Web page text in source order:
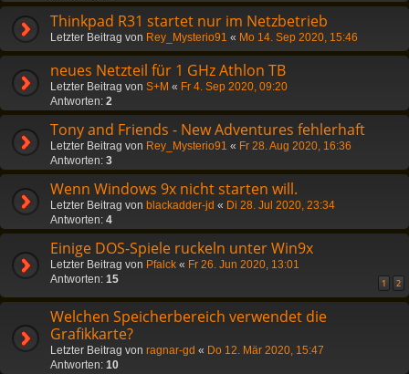
Thinkpad R31 startet nur im Netzbetrieb
Letzter Beitrag von Rey_Mysterio91 « Mo 14. Sep 2020, 15:46
neues Netzteil für 1 GHz Athlon TB
Letzter Beitrag von S+M « Fr 4. Sep 2020, 09:20
Antworten: 2
Tony and Friends - New Adventures fehlerhaft
Letzter Beitrag von Rey_Mysterio91 « Fr 28. Aug 2020, 16:36
Antworten: 3
Wenn Windows 9x nicht starten will.
Letzter Beitrag von blackadder-jd « Di 28. Jul 2020, 23:34
Antworten: 4
Einige DOS-Spiele ruckeln unter Win9x
Letzter Beitrag von Pfalck « Fr 26. Jun 2020, 13:01
Antworten: 15 1 2
Welchen Speicherbereich verwendet die
Grafikkarte?
Letzter Beitrag von ragnar-gd « Do 12. Mär 2020, 15:47
Antworten: 10